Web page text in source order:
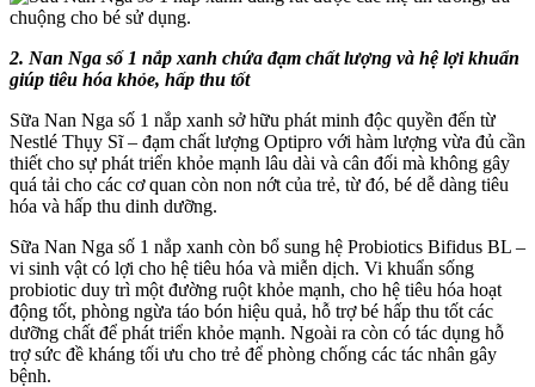
2. Nan Nga số 1 nắp xanh chứa đạm chất lượng và hệ lợi khuẩn
giúp tiêu hóa khỏe, hấp thu tốt
Sữa Nan Nga số 1 nắp xanh sở hữu phát minh độc quyền đến từ
Nestlé Thụy Sĩ – đạm chất lượng Optipro với hàm lượng vừa đủ cần
thiết cho sự phát triển khỏe mạnh lâu dài và cân đối mà không gây
quá tải cho các cơ quan còn non nớt của trẻ, từ đó, bé dễ dàng tiêu
hóa và hấp thu dinh dưỡng.
Sữa Nan Nga số 1 nắp xanh còn bổ sung hệ Probiotics Bifidus BL –
vi sinh vật có lợi cho hệ tiêu hóa và miễn dịch. Vi khuẩn sống
probiotic duy trì một đường ruột khỏe mạnh, cho hệ tiêu hóa hoạt
động tốt, phòng ngừa táo bón hiệu quả, hỗ trợ bé hấp thu tốt các
dưỡng chất để phát triển khỏe mạnh. Ngoài ra còn có tác dụng hỗ
trợ sức đề kháng tối ưu cho trẻ để phòng chống các tác nhân gây
bệnh.